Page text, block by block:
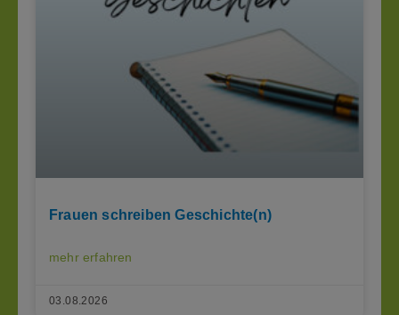
Frauen schreiben Geschichte(n)
mehr erfahren
03.08.2026